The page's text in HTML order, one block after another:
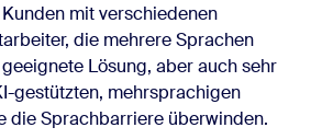
mit verschiedenen
die mehrere Sprachen
Lösung, aber auch sehr
gestützten, mehrsprachigen
die Sprachbarriere überwinden.